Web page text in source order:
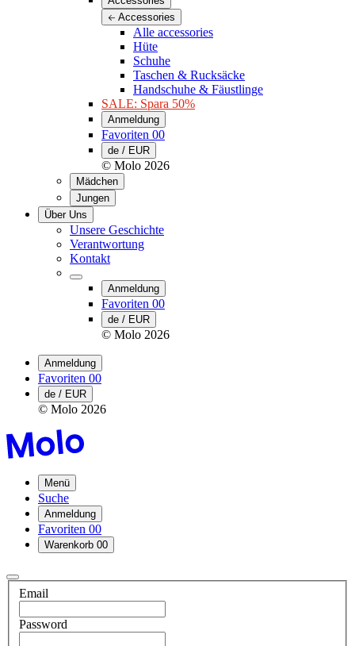
Accessories
Alle accessories
Hüte
Schuhe
Taschen & Rucksäcke
Handschuhe & Fäustlinge
SALE: Spara 50%
Anmeldung
Favoriten 00
de / EUR
© Molo 2026
Mädchen
Jungen
Über Uns
Unsere Geschichte
Verantwortung
Kontakt
Anmeldung
Favoriten 00
de / EUR
© Molo 2026
Anmeldung
Favoriten 00
de / EUR
© Molo 2026
Menü
Suche
Anmeldung
Favoriten 00
Warenkorb 00
Email
Password